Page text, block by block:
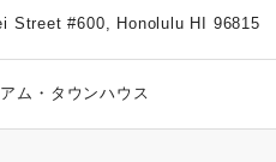
Street #600, Honolulu HI 96815
ム・タウンハウス